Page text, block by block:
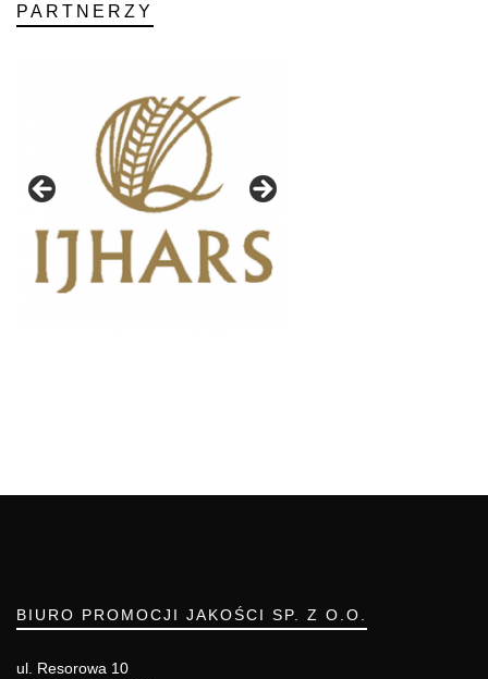
PARTNERZY
BIURO PROMOCJI JAKOŚCI SP. Z O.O.
ul. Resorowa 10